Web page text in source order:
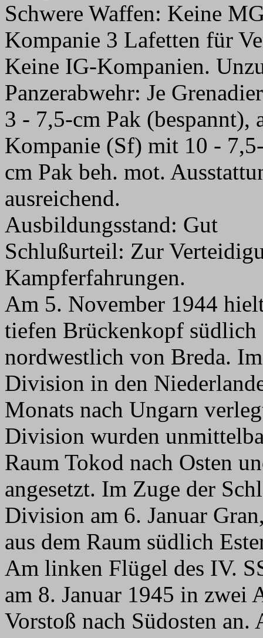
Schwere Waffen: Keine
Kompanie 3 Lafetten für
Keine IG-Kompanien.
Panzerabwehr: Je
3 - 7,5-cm Pak (bespannt),
Kompanie (Sf) mit 10 -
cm Pak beh. mot.
ausreichend.
Ausbildungsstand: Gut
Schlußurteil: Zur
Kampferfahrungen.
Am 5. November 1944
tiefen Brückenkopf
nordwestlich von Breda.
Division in den
Monats nach Ungarn
Division wurden
Raum Tokod nach Osten
angesetzt. Im Zuge der
Division am 6. Januar
aus dem Raum südlich
Am linken Flügel des IV.
am 8. Januar 1945 in zwei
Vorstoß nach Südosten